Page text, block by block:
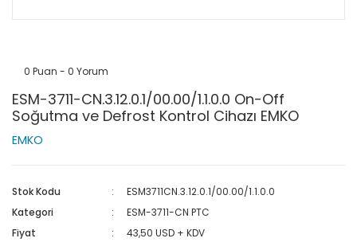
0 Puan - 0 Yorum
ESM-3711-CN.3.12.0.1/00.00/1.1.0.0 On-Off
Soğutma ve Defrost Kontrol Cihazı EMKO
EMKO
Stok Kodu
ESM3711CN.3.12.0.1/00.00/1.1.0.0
Kategori
ESM-3711-CN PTC
Fiyat
43,50 USD + KDV